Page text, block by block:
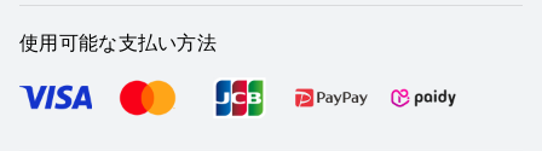
使用可能な支払い方法